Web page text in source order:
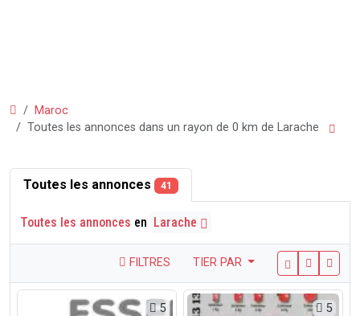
Maroc
Toutes les annonces dans un rayon de 0 km de Larache
Toutes les annonces 41
Toutes les annonces en Larache
FILTRES TIER PAR
5 5